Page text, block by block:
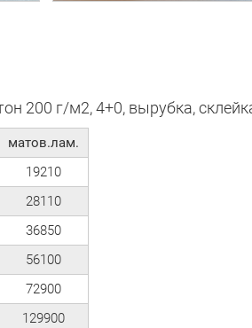
200 г/м2, 4+0, вырубка,
матов.лам.
19210
28110
36850
56100
72900
129900